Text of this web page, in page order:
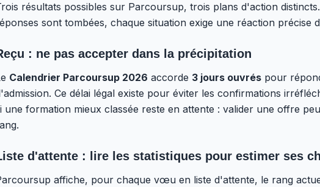
résultats possibles sur Parcoursup, trois plans d'action
sont tombées, chaque situation exige une réaction précise
: ne pas accepter dans la précipitation
Calendrier Parcoursup 2026 accorde 3 jours ouvrés pour
Ce délai légal existe pour éviter les confirmations
une formation mieux classée reste en attente : valider une offre
d'attente : lire les statistiques pour estimer ses
affiche, pour chaque vœu en liste d'attente, le rang